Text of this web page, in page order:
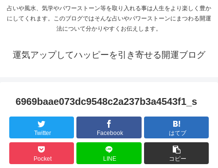
占いや風水、気学やパワーストーン等を取り入れる事は人生をより楽しく豊か
にしてくれます。このブログではそんな占いやパワーストーンにまつわる開運
法について分かりやすくお伝えします。
運気アップしてハッピーを引き寄せる開運ブログ
6969baae073dc9548c2a237b3a4543f1_s
Twitter Facebook はてブ
Pocket LINE コピー